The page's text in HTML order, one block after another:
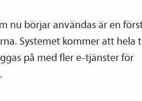
nu börjar användas är en
Systemet kommer att hela
på med fler e-tjänster för